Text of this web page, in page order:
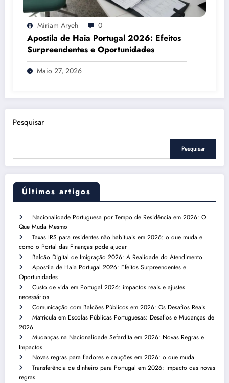
Miriam Aryeh 0
Apostila de Haia Portugal 2026: Efeitos
Surpreendentes e Oportunidades
Maio 27, 2026
Pesquisar
Pesquisar
Últimos artigos
Nacionalidade Portuguesa por Tempo de Residência em 2026: O
Que Muda Mesmo
Taxas IRS para residentes não habituais em 2026: o que muda e
como o Portal das Finanças pode ajudar
Balcão Digital de Imigração 2026: A Realidade do Atendimento
Apostila de Haia Portugal 2026: Efeitos Surpreendentes e
Oportunidades
Custo de vida em Portugal 2026: impactos reais e ajustes
necessários
Comunicação com Balcões Públicos em 2026: Os Desafios Reais
Matrícula em Escolas Públicas Portuguesas: Desafios e Mudanças de
2026
Mudanças na Nacionalidade Sefardita em 2026: Novas Regras e
Impactos
Novas regras para fiadores e cauções em 2026: o que muda
Transferência de dinheiro para Portugal em 2026: impacto das novas
regras